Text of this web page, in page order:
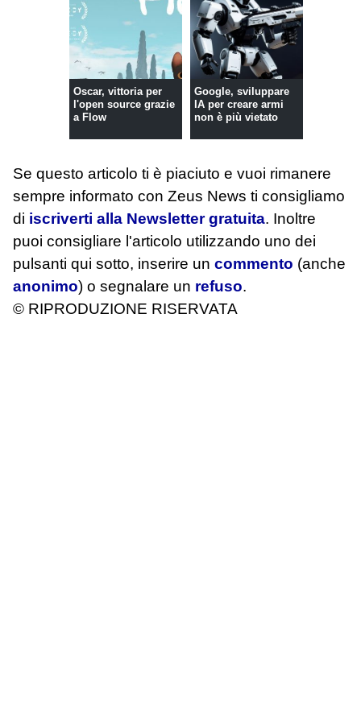
Oscar, vittoria per
l'open source grazie
a Flow
Google, sviluppare
IA per creare armi
non è più vietato
Se questo articolo ti è piaciuto e vuoi rimanere
sempre informato con Zeus News ti consigliamo
di iscriverti alla Newsletter gratuita. Inoltre
puoi consigliare l'articolo utilizzando uno dei
pulsanti qui sotto, inserire un commento (anche
anonimo) o segnalare un refuso.
© RIPRODUZIONE RISERVATA